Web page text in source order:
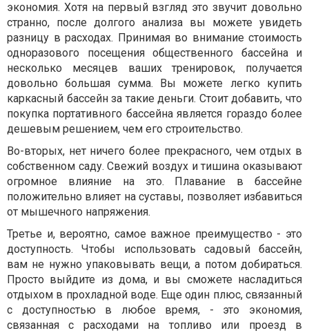
экономия. Хотя на первый взгляд это звучит довольно
странно, после долгого анализа вы можете увидеть
разницу в расходах. Принимая во внимание стоимость
одноразового посещения общественного бассейна и
несколько месяцев ваших тренировок, получается
довольно большая сумма. Вы можете легко купить
каркасный бассейн за такие ​​деньги. Стоит добавить, что
покупка портативного бассейна является гораздо более
дешевым решением, чем его строительство.
Во-вторых, нет ничего более прекрасного, чем отдых в
собственном саду. Свежий воздух и тишина оказывают
огромное влияние на это. Плавание в бассейне
положительно влияет на суставы, позволяет избавиться
от мышечного напряжения.
Третье и, вероятно, самое важное преимущество - это
доступность. Чтобы использовать садовый бассейн,
вам не нужно упаковывать вещи, а потом добираться.
Просто выйдите из дома, и вы сможете насладиться
отдыхом в прохладной воде. Еще один плюс, связанный
с доступностью в любое время, - это экономия,
связанная с расходами на топливо или проезд в